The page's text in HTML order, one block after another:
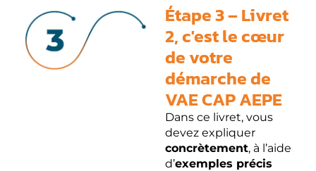
Étape 3 – Livret
2, c'est le cœur
de votre
démarche de
VAE CAP AEPE
Dans ce livret, vous
devez expliquer
concrètement, à l’aide
d’exemples précis